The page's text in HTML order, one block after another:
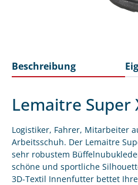
Beschreibung
Lemaitre Super
Logistiker, Fahrer, Mitarbeiter
Arbeitsschuh. Der Lemaitre
sehr robustem
schöne und sportliche
3D-Textil Innenfutter bettet